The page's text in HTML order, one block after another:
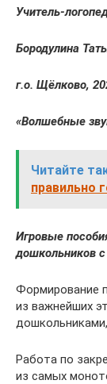
Учитель-
Бородулина
г.о. Щёлково,
«Волшебные
Читайте
правильно
Игровые
дошкольников
Формирование
из важнейших
Работа по
из самых